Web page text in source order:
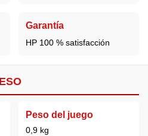
Garantía
HP 100 % satisfacción
Peso del juego
0,9 kg